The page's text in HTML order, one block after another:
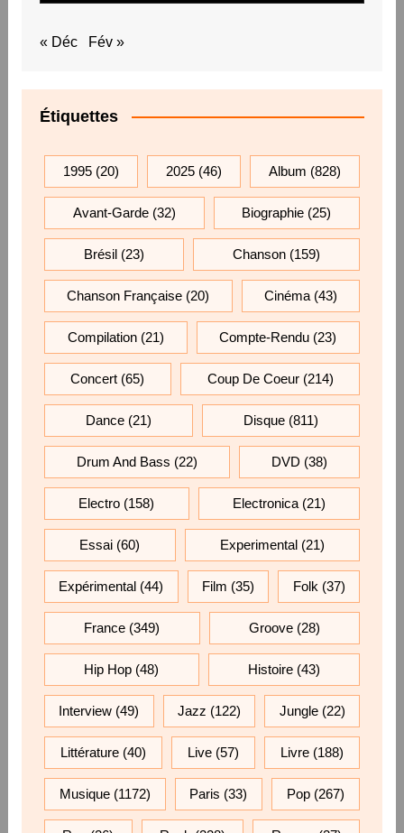
« Déc Fév »
Étiquettes
1995(20) 2025 (46) Album (828)
Avant-Garde(32) Biographie (25)
Brésil(23) Chanson (159)
Chanson Française (20) Cinéma(43)
Compilation(21) Compte-Rendu (23)
Concert (65) Coup De Coeur(214)
Dance(21) Disque (811)
Drum And Bass (22) DVD (38)
Electro (158) Electronica(21)
Essai (60) Experimental(21)
Expérimental (44) Film (35) Folk (37)
France (349) Groove(28)
Hip Hop (48) Histoire(43)
Interview (49) Jazz (122) Jungle(22)
Littérature(40) Live (57) Livre (188)
Musique(1172) Paris (33) Pop (267)